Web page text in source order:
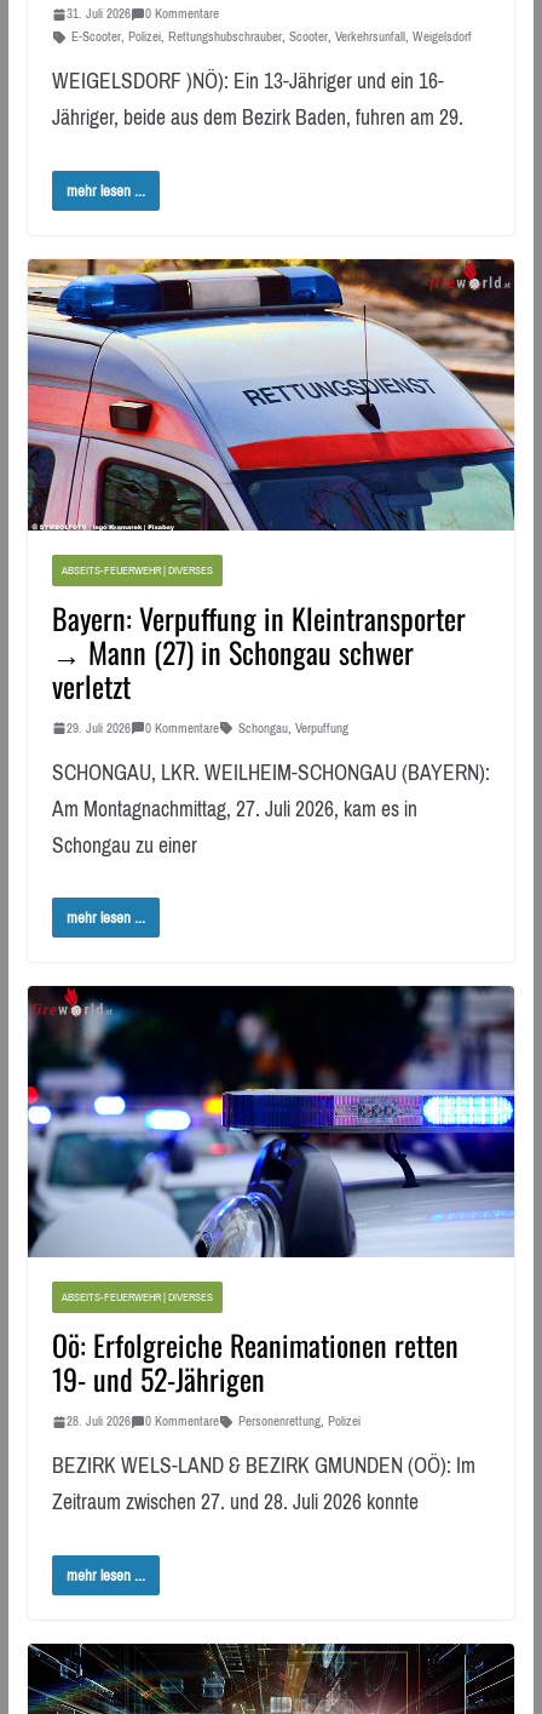
31. Juli 2026
0 Kommentare
E-Scooter, Polizei, Rettungshubschrauber, Scooter, Verkehrsunfall, Weigelsdorf
WEIGELSDORF )NÖ): Ein 13-Jähriger und ein 16-
Jähriger, beide aus dem Bezirk Baden, fuhren am 29.
mehr lesen ...
ABSEITS-FEUERWEHR | DIVERSES
Bayern: Verpuffung in Kleintransporter
→ Mann (27) in Schongau schwer
verletzt
29. Juli 2026 0 Kommentare Schongau, Verpuffung
SCHONGAU, LKR. WEILHEIM-SCHONGAU (BAYERN):
Am Montagnachmittag, 27. Juli 2026, kam es in
Schongau zu einer
mehr lesen ...
ABSEITS-FEUERWEHR | DIVERSES
Oö: Erfolgreiche Reanimationen retten
19- und 52-Jährigen
28. Juli 2026 0 Kommentare Personenrettung, Polizei
BEZIRK WELS-LAND & BEZIRK GMUNDEN (OÖ): Im
Zeitraum zwischen 27. und 28. Juli 2026 konnte
mehr lesen ...